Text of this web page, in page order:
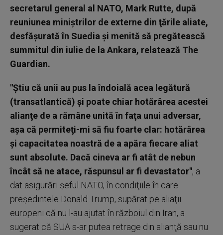
secretarul general al NATO, Mark Rutte, după
reuniunea miniştrilor de externe din ţările aliate,
desfăşurată în Suedia şi menită să pregătească
summitul din iulie de la Ankara, relatează The
Guardian.
"Ştiu că unii au pus la îndoială acea legătură
(transatlantică) şi poate chiar hotărârea acestei
alianţe de a rămâne unită în faţa unui adversar,
aşa că permiteţi-mi să fiu foarte clar: hotărârea
şi capacitatea noastră de a apăra fiecare aliat
sunt absolute. Dacă cineva ar fi atât de nebun
încât să ne atace, răspunsul ar fi devastator", a
dat asigurări şeful NATO, în condiţiile în care
preşedintele Donald Trump, supărat pe aliaţii
europeni că nu l-au ajutat în războiul din Iran, a
sugerat că SUA s-ar putea retrage din alianţă sau nu